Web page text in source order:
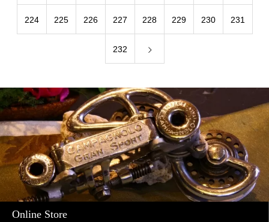
224 225 226 227 228 229 230 231
232
Online Store